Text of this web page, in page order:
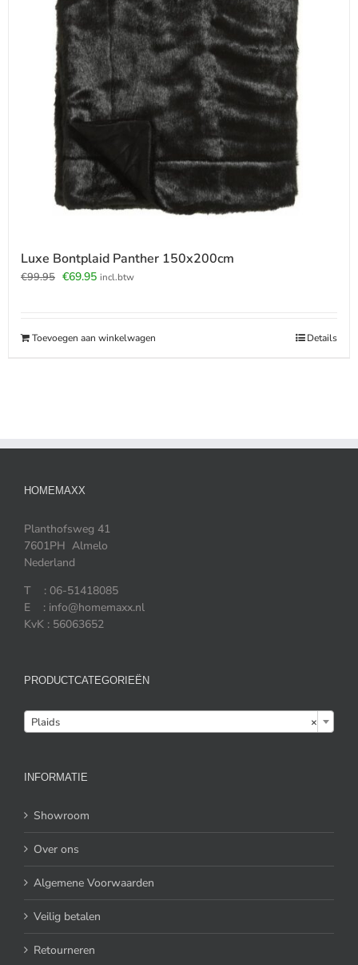
Luxe Bontplaid Panther 150x200cm
€99.95 Oorspronkelijke
€69.95Huidige
incl.btw
Toevoegen aan winkelwagen Details
HOMEMAXX
Planthofsweg 41
7601PH Almelo
Nederland
T : 06-51418085
E : info@homemaxx.nl
KvK : 56063652
PRODUCTCATEGORIEËN
×
Plaids
INFORMATIE
Showroom
Over ons
Algemene Voorwaarden
Veilig betalen
Retourneren